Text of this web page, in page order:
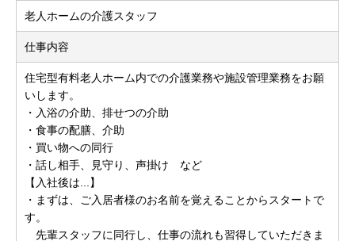
老人ホームの介護スタッフ
仕事内容
住宅型有料老人ホーム内での介護業務や施設管理業務をお願
いします。
・入浴の介助、排せつの介助
・食事の配膳、介助
・買い物への同行
・話し相手、見守り、声掛け など
【入社後は...】
・まずは、ご入居者様のお名前を覚えることからスタートで
す。
先輩スタッフに同行し、仕事の流れも習得していただきま